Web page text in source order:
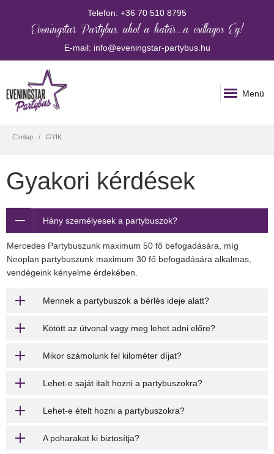
Telefon: +36 70 510 8795
Eveningstar Partybus, ahol a határ......a csillagos Ég!
E-mail: info@eveningstar-partybus.hu
Menü
Címlap GYIK
Gyakori kérdések
Hány személyesek a partybuszok?
Mercedes Partybuszunk maximum 50 fő befogadására, míg
Neoplan partybuszunk maximum 30 fő befogadására alkalmas,
vendégeink kényelme érdekében.
Mennek a partybuszok a bérlés ideje alatt?
Kötött az útvonal vagy meg lehet adni előre?
Mikor számolunk fel kilométer díjat?
Lehet-e saját italt hozni a partybuszokra?
Lehet-e ételt hozni a partybuszokra?
A poharakat ki biztosítja?